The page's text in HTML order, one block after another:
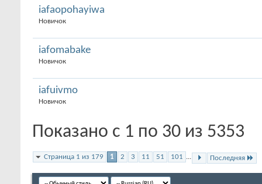
iafaopohayiwa
Новичок
iafomabake
Новичок
iafuivmo
Новичок
Показано с 1 по 30 из 5353
Страница 1 из 179 1 2 3 11 51 101 ... Последняя